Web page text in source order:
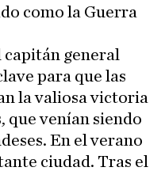
como la Guerra
general
para que las
la valiosa victoria
que venían siendo
En el verano
ciudad. Tras el